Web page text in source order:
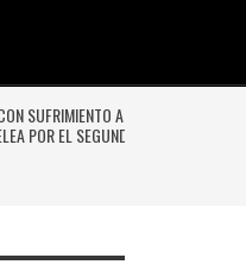
SUFRIMIENTO A AUDAX
POR EL SEGUNDO LUGAR